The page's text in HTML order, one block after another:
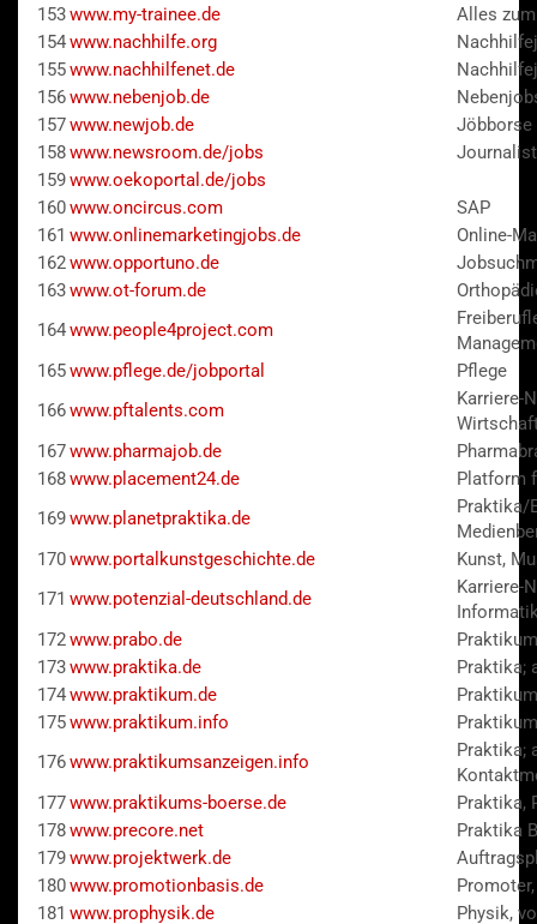
153www.my-trainee.de
Alles
154www.nachhilfe.org
155www.nachhilfenet.de
156www.nebenjob.de
157www.newjob.de
Jöbborse
158www.newsroom.de/jobs
159www.oekoportal.de/jobs
160www.oncircus.com
SAP
161 www.onlinemarketingjobs.de
Online-
162www.opportuno.de
163www.ot-forum.de
164www.people4project.com
165www.pflege.de/jobportal
Pflege
166www.pftalents.com
Karriere-
167www.pharmajob.de
168www.placement24.de
Platform
169www.planetpraktika.de
Praktika/
170www.portalkunstgeschichte.de
Kunst,
171 www.potenzial-deutschland.de
Karriere-
172www.prabo.de
173www.praktika.de
Praktika;
174www.praktikum.de
175www.praktikum.info
176www.praktikumsanzeigen.info
Praktika;
177www.praktikums-boerse.de
Praktika,
178www.precore.net
Praktika
179www.projektwerk.de
180www.promotionbasis.de
181 www.prophysik.de Physik,